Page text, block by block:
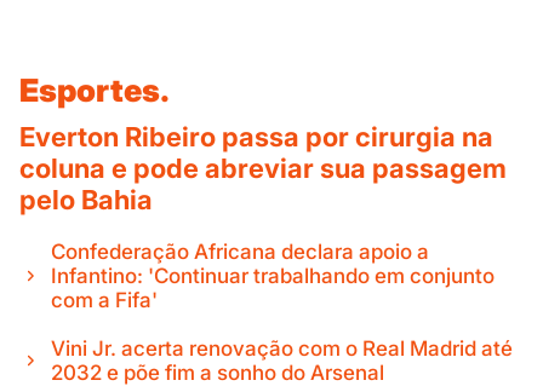
Esportes.
Everton Ribeiro passa por cirurgia na
coluna e pode abreviar sua passagem
pelo Bahia
Confederação Africana declara apoio a
Infantino: 'Continuar trabalhando em conjunto
com a Fifa'
Vini Jr. acerta renovação com o Real Madrid até
2032 e põe fim a sonho do Arsenal